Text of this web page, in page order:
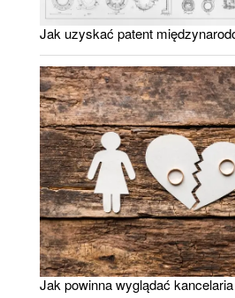
Jak uzyskać patent
Jak powinna wyglądać